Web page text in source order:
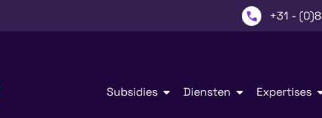
+31 -
Subsidies Diensten Expertises